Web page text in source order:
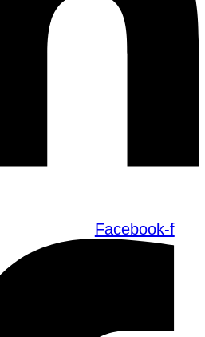
Facebook-f